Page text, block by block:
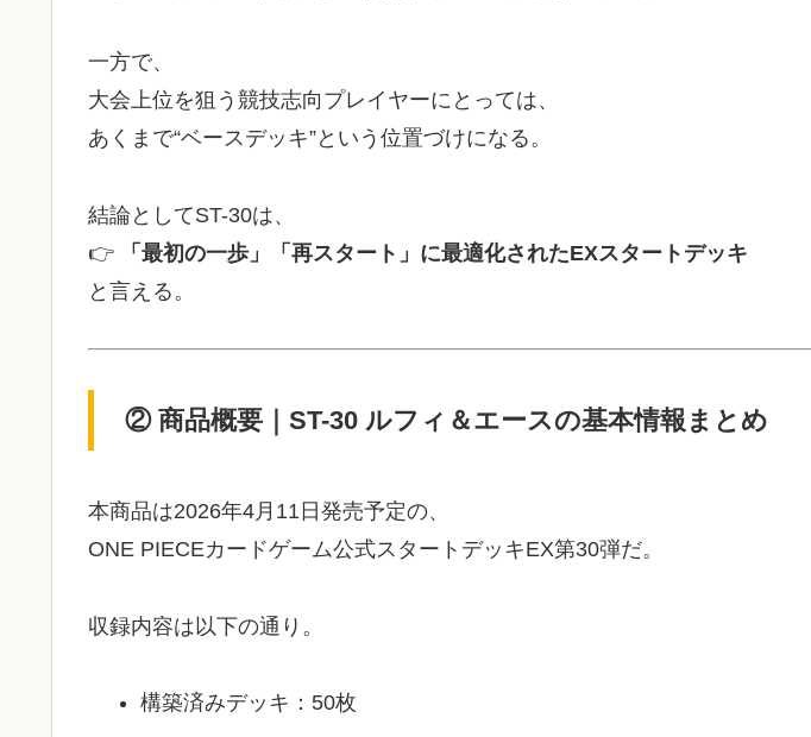
一方で、
大会上位を狙う競技志向プレイヤーにとっては、
あくまで“ベースデッキ”という位置づけになる。
結論としてST-30は、
👉
「最初の一歩」「再スタート」に最適化されたEXスタートデッキ
と言える。
② 商品概要｜ST-30 ルフィ＆エースの基本情報まとめ
本商品は2026年4月11日発売予定の、
ONE PIECEカードゲーム公式スタートデッキEX第30弾だ。
収録内容は以下の通り。
構築済みデッキ：50枚